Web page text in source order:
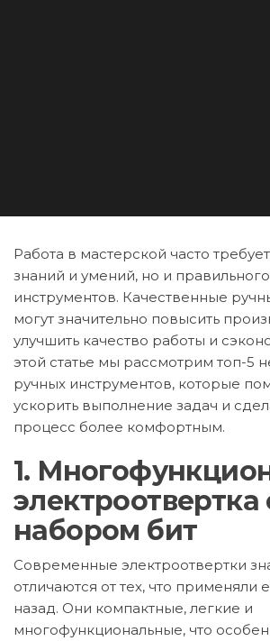
Работа в мастерской часто
знаний и умений, но и
инструментов. Качественные
могут значительно повысить
улучшить качество работы и
этой статье мы рассмотрим топ-5
ручных инструментов, которые
ускорить выполнение задач и
процесс более комфортным.
1.
электроотвертка
набором бит
Современные электроотвертки
отличаются от тех, что применяли
назад. Они компактные, легкие и
многофункциональные, что